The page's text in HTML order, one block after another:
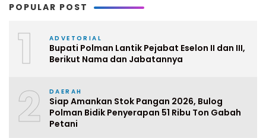
POPULAR POST
1 ADVETORIAL
Bupati Polman Lantik Pejabat Eselon II dan III,
Berikut Nama dan Jabatannya
2 DAERAH
Siap Amankan Stok Pangan 2026, Bulog
Polman Bidik Penyerapan 51 Ribu Ton Gabah
Petani